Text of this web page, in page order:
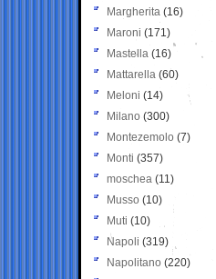
Margherita (16)
Maroni (171)
Mastella (16)
Mattarella (60)
Meloni (14)
Milano (300)
Montezemolo (7)
Monti (357)
moschea (11)
Musso (10)
Muti (10)
Napoli (319)
Napolitano (220)